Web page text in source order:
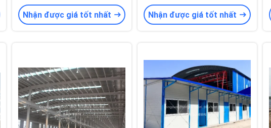
cơ sở công nghiệp
Nhận được giá tốt nhất
máy bay C Z Xà gồ
Nhận được giá tốt nhất